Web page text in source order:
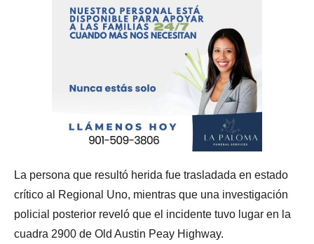
La persona que resultó herida fue trasladada en estado
crítico al Regional Uno, mientras que una investigación
policial posterior reveló que el incidente tuvo lugar en la
cuadra 2900 de Old Austin Peay Highway.